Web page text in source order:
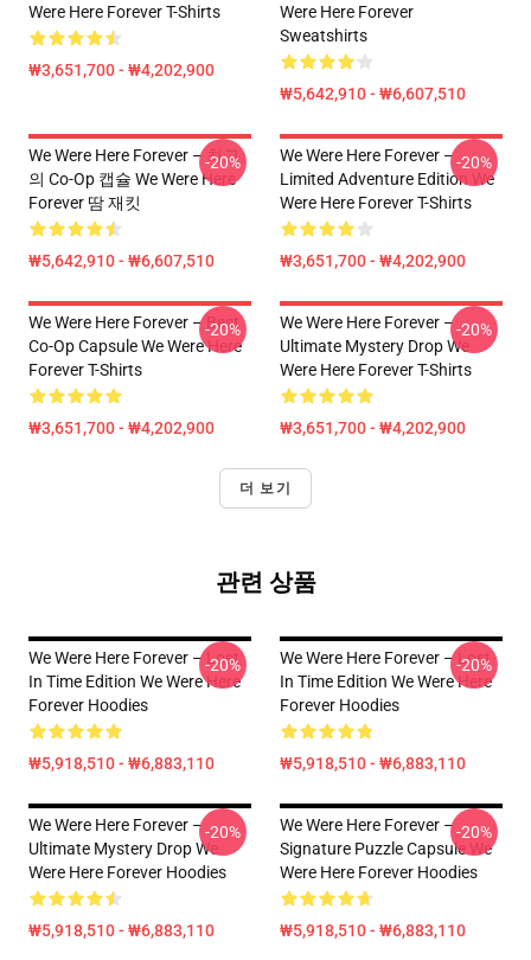
Were Here Forever T-Shirts
₩3,651,700 - ₩4,202,900
Were Here Forever
Sweatshirts
₩5,642,910 - ₩6,607,510
We Were Here Forever – 최고
의 Co-Op 캡슐 We Were Here
Forever 땀 재킷
₩5,642,910 - ₩6,607,510
-20%
We Were Here Forever –
Limited Adventure Edition We
Were Here Forever T-Shirts
₩3,651,700 - ₩4,202,900
-20%
We Were Here Forever – Best
Co-Op Capsule We Were Here
Forever T-Shirts
₩3,651,700 - ₩4,202,900
-20%
We Were Here Forever –
Ultimate Mystery Drop We
Were Here Forever T-Shirts
₩3,651,700 - ₩4,202,900
-20%
더 보기
관련 상품
We Were Here Forever – Lost
In Time Edition We Were Here
Forever Hoodies
₩5,918,510 - ₩6,883,110
-20%
We Were Here Forever – Lost
In Time Edition We Were Here
Forever Hoodies
₩5,918,510 - ₩6,883,110
-20%
We Were Here Forever –
Ultimate Mystery Drop We
Were Here Forever Hoodies
₩5,918,510 - ₩6,883,110
-20%
We Were Here Forever –
Signature Puzzle Capsule We
Were Here Forever Hoodies
₩5,918,510 - ₩6,883,110
-20%